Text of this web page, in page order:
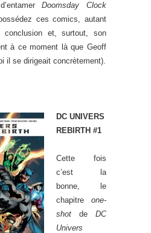
Doomsday Clock
ces comics, autant
conclusion et, surtout, son
à ce moment là que Geoff
il se dirigeait concrètement).
DC UNIVERS
REBIRTH #1
Cette fois
c’est la
bonne, le
chapitre one-
shot de DC
Univers